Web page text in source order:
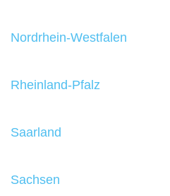
Nordrhein-Westfalen
Rheinland-Pfalz
Saarland
Sachsen